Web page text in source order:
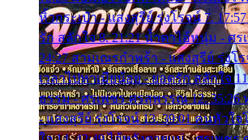
หิ้วกระเป๋า - แสงสุรีย์ รุ่งโรจน์ 7.
รัก สลักใจ 8. 21:21 น้ำตาไอ้หนุ่ม - ศ
24:27 สามเณรกำพร้า - แสงสุรีย์ รุ่งโร
เวลาไปหาเมียน้อย - ยอดรัก สลักใจ
ธรรม - ศรเพชร ศรสุพรรณ 12.
- แสงสุรีย์ รุ่งโรจน์ 13. 39:01 คนหัวใ